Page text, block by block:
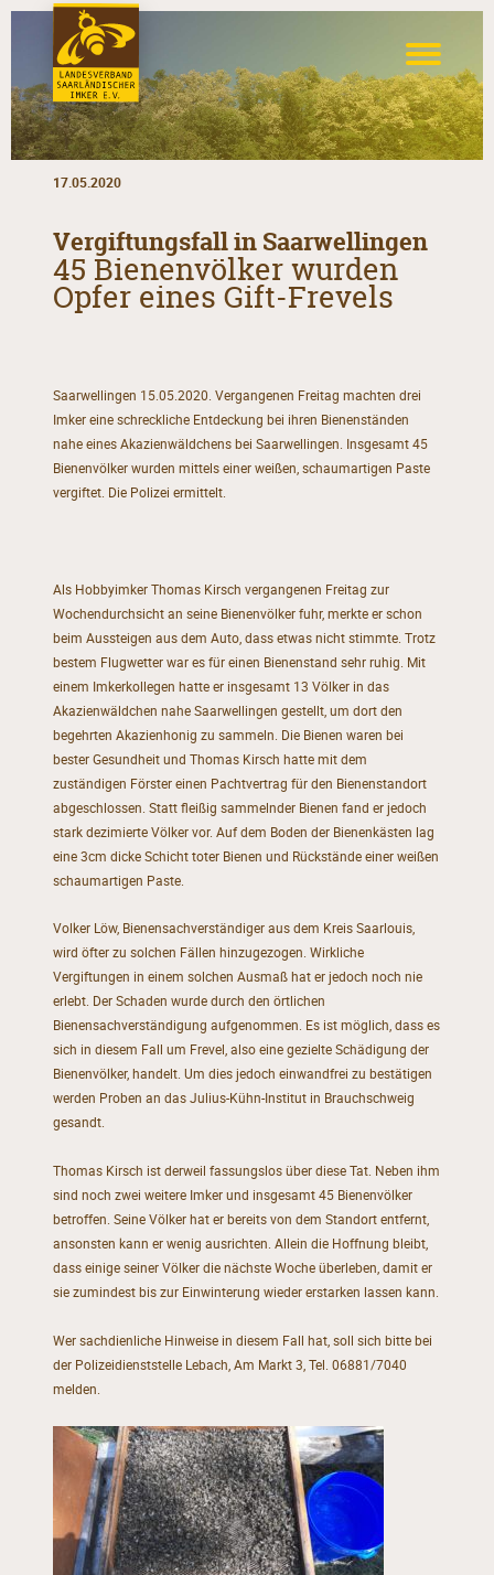
17.05.2020
Vergiftungsfall in Saarwellingen
45 Bienenvölker wurden
Opfer eines Gift-Frevels
Saarwellingen 15.05.2020. Vergangenen Freitag machten drei
Imker eine schreckliche Entdeckung bei ihren Bienenständen
nahe eines Akazienwäldchens bei Saarwellingen. Insgesamt 45
Bienenvölker wurden mittels einer weißen, schaumartigen Paste
vergiftet. Die Polizei ermittelt.
Als Hobbyimker Thomas Kirsch vergangenen Freitag zur
Wochendurchsicht an seine Bienenvölker fuhr, merkte er schon
beim Aussteigen aus dem Auto, dass etwas nicht stimmte. Trotz
bestem Flugwetter war es für einen Bienenstand sehr ruhig. Mit
einem Imkerkollegen hatte er insgesamt 13 Völker in das
Akazienwäldchen nahe Saarwellingen gestellt, um dort den
begehrten Akazienhonig zu sammeln. Die Bienen waren bei
bester Gesundheit und Thomas Kirsch hatte mit dem
zuständigen Förster einen Pachtvertrag für den Bienenstandort
abgeschlossen. Statt fleißig sammelnder Bienen fand er jedoch
stark dezimierte Völker vor. Auf dem Boden der Bienenkästen lag
eine 3cm dicke Schicht toter Bienen und Rückstände einer weißen
schaumartigen Paste.
Volker Löw, Bienensachverständiger aus dem Kreis Saarlouis,
wird öfter zu solchen Fällen hinzugezogen. Wirkliche
Vergiftungen in einem solchen Ausmaß hat er jedoch noch nie
erlebt. Der Schaden wurde durch den örtlichen
Bienensachverständigung aufgenommen. Es ist möglich, dass es
sich in diesem Fall um Frevel, also eine gezielte Schädigung der
Bienenvölker, handelt. Um dies jedoch einwandfrei zu bestätigen
werden Proben an das Julius-Kühn-Institut in Brauchschweig
gesandt.
Thomas Kirsch ist derweil fassungslos über diese Tat. Neben ihm
sind noch zwei weitere Imker und insgesamt 45 Bienenvölker
betroffen. Seine Völker hat er bereits von dem Standort entfernt,
ansonsten kann er wenig ausrichten. Allein die Hoffnung bleibt,
dass einige seiner Völker die nächste Woche überleben, damit er
sie zumindest bis zur Einwinterung wieder erstarken lassen kann.
Wer sachdienliche Hinweise in diesem Fall hat, soll sich bitte bei
der Polizeidienststelle Lebach, Am Markt 3, Tel. 06881/7040
melden.